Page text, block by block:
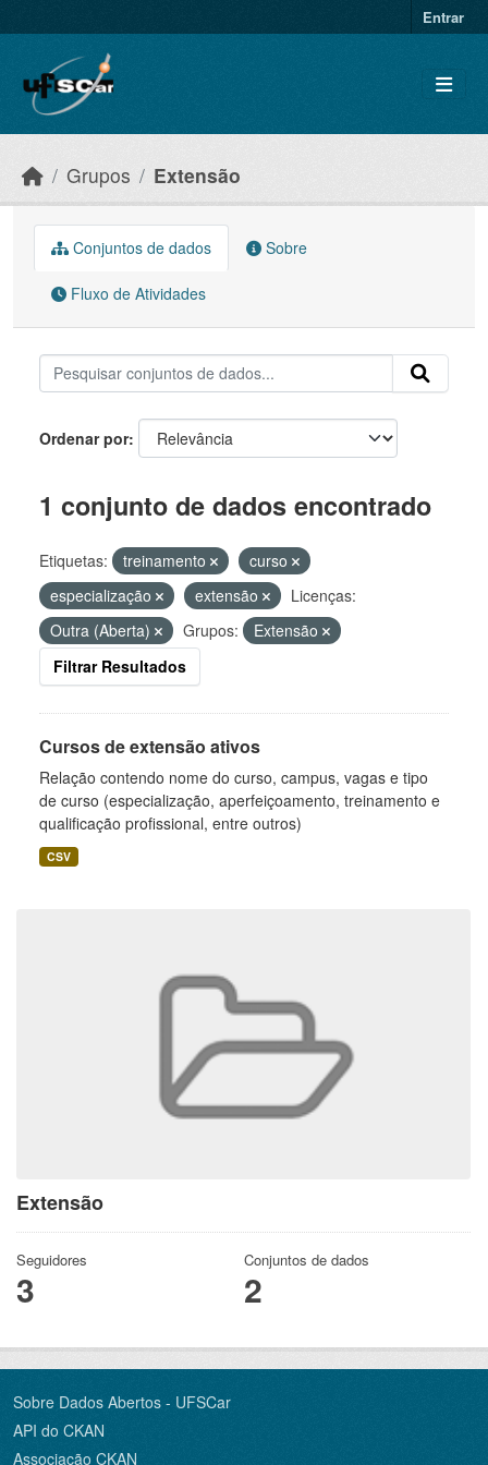
Entrar
Grupos Extensão
Extensão
Seguidores
3
Conjuntos de dados
2
Conjuntos de dados Sobre
Fluxo de Atividades
Ordenar por
1 conjunto de dados encontrado
Etiquetas: treinamento
curso
especialização
extensão
Licenças:
Outra (Aberta)
Grupos:
Extensão
Filtrar Resultados
Cursos de extensão ativos
Relação contendo nome do curso, campus, vagas e tipo
de curso (especialização, aperfeiçoamento, treinamento e
qualificação profissional, entre outros)
CSV
Sobre Dados Abertos - UFSCar
API do CKAN
Associação CKAN